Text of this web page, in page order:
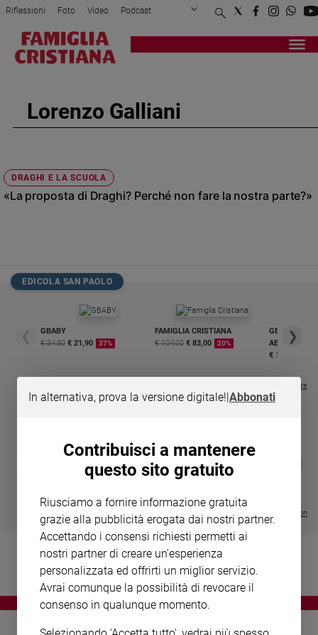
Attualità
Politica
Mondo
e
giustizia
Papa
Chiesa
spiritualità
Società
e
Riflessioni Foto Video Podcast
Privacy Policy Chi siamo
Registrati Redazione
Lorenzo Galliani
DRAGHI E LA SCUOLA
«La proposta di Draghi? Perché non fare la nostra parte?»
EDICOLA SAN PAOLO
❮
GBABY
€ 34,80 € 21,90 37%
FAMIGLIA CRISTIANA
€ 104,00 € 83,00 20%
GBABY
€ 16,99
❯
Visualizza tutte le riviste
LE GRANDI BASILICHE ITALIANE
- VOL DA 1 AL 5
DIARIO G 2026-27
€ 8,90
- € 8,90
Visualizza tutte le collection
In alternativa, prova la versione digitale!|Abbonati
Contribuisci a mantenere
questo sito gratuito
Riusciamo a fornire informazione gratuita
grazie alla pubblicità erogata dai nostri partner.
Accettando i consensi richiesti permetti ai
nostri partner di creare un'esperienza
personalizzata ed offrirti un miglior servizio.
Avrai comunque la possibilità di revocare il
consenso in qualunque momento.